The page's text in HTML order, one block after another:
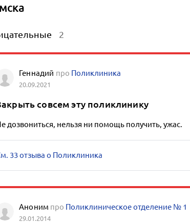
2
Геннадий про Поликлиника
20.09.2021
совсем эту поликлинику
дозвониться, нельзя ни помощь получить, ужас.
33 отзыва о Поликлиника
Аноним про Поликлиническое отделение № 1
29.01.2014